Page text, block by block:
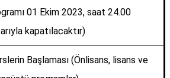
01 Ekim 2023, saat 24.00
kapatılacaktır)
Başlaması (Önlisans, lisans ve